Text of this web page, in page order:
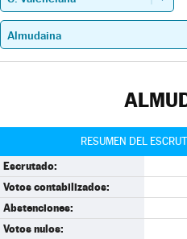
RESUMEN DEL
Escrutado:
Votos contabilizados:
Abstenciones:
Votos nulos: